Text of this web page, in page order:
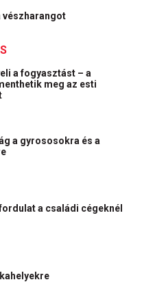
vészharangot
a fogyasztást – a
meg az esti
a gyrososokra és a
a családi cégeknél